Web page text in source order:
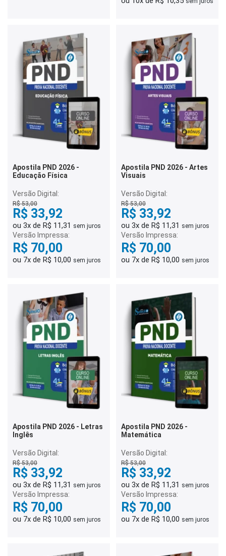
Apostila PND 2026 -
Educação Física
Versão Digital:
R$ 53,00
R$ 33,92
ou 3x de R$ 11,31 sem juros
Versão Impressa:
R$ 70,00
ou 7x de R$ 10,00 sem juros
Apostila PND 2026 - Artes
Visuais
Versão Digital:
R$ 53,00
R$ 33,92
ou 3x de R$ 11,31 sem juros
Versão Impressa:
R$ 70,00
ou 7x de R$ 10,00 sem juros
Apostila PND 2026 - Letras
Inglês
Versão Digital:
R$ 53,00
R$ 33,92
ou 3x de R$ 11,31 sem juros
Versão Impressa:
R$ 70,00
ou 7x de R$ 10,00 sem juros
Apostila PND 2026 -
Matemática
Versão Digital:
R$ 53,00
R$ 33,92
ou 3x de R$ 11,31 sem juros
Versão Impressa:
R$ 70,00
ou 7x de R$ 10,00 sem juros